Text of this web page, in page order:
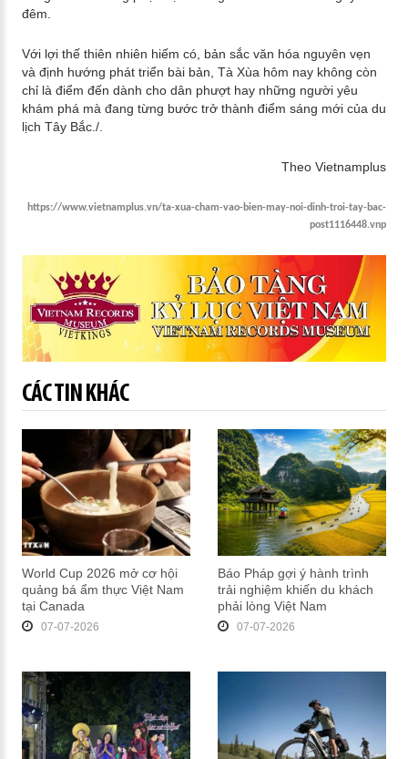
đêm.
Với lợi thế thiên nhiên hiếm có, bản sắc văn hóa nguyên vẹn
và định hướng phát triển bài bản, Tà Xùa hôm nay không còn
chỉ là điểm đến dành cho dân phượt hay những người yêu
khám phá mà đang từng bước trở thành điểm sáng mới của du
lịch Tây Bắc./.
Theo Vietnamplus
https://www.vietnamplus.vn/ta-xua-cham-vao-bien-may-noi-dinh-troi-tay-bac-
post1116448.vnp
CÁC TIN KHÁC
World Cup 2026 mở cơ hội
quảng bá ẩm thực Việt Nam
tại Canada
07-07-2026
Báo Pháp gợi ý hành trình
trải nghiệm khiến du khách
phải lòng Việt Nam
07-07-2026